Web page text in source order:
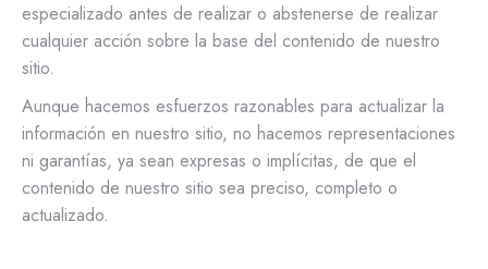
especializado antes de realizar o abstenerse de realizar
cualquier acción sobre la base del contenido de nuestro
sitio.
Aunque hacemos esfuerzos razonables para actualizar la
información en nuestro sitio, no hacemos representaciones
ni garantías, ya sean expresas o implícitas, de que el
contenido de nuestro sitio sea preciso, completo o
actualizado.